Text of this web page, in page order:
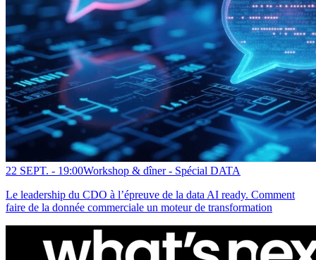
22 SEPT. - 19:00Workshop & dîner - Spécial DATA
Le leadership du CDO à l’épreuve de la data AI ready. Comment
faire de la donnée commerciale un moteur de transformation